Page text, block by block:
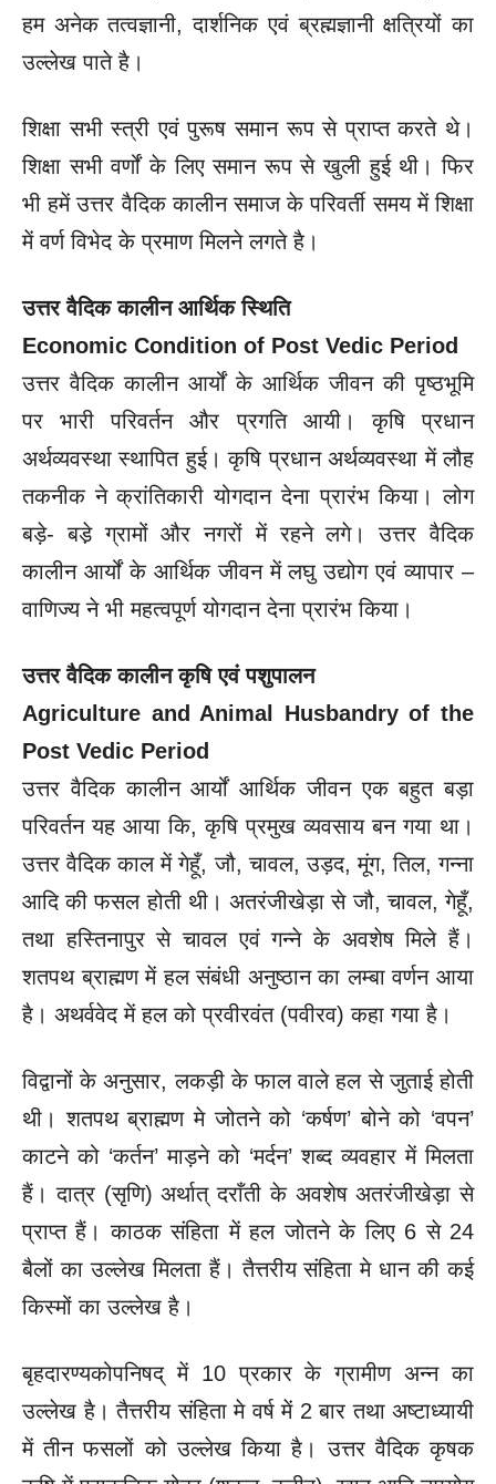
हम अनेक तत्वज्ञानी, दार्शनिक एवं ब्रह्मज्ञानी क्षत्रियों का
उल्लेख पाते है।
शिक्षा सभी स्त्री एवं पुरूष समान रूप से प्राप्त करते थे।
शिक्षा सभी वर्णों के लिए समान रूप से खुली हुई थी। फिर
भी हमें उत्तर वैदिक कालीन समाज के परिवर्ती समय में शिक्षा
में वर्ण विभेद के प्रमाण मिलने लगते है।
उत्तर वैदिक कालीन आर्थिक स्थिति
Economic Condition of Post Vedic Period
उत्तर वैदिक कालीन आर्यों के आर्थिक जीवन की पृष्ठभूमि
पर भारी परिवर्तन और प्रगति आयी। कृषि प्रधान
अर्थव्यवस्था स्थापित हुई। कृषि प्रधान अर्थव्यवस्था में लौह
तकनीक ने क्रांतिकारी योगदान देना प्रारंभ किया। लोग
बड़े- बडे़ ग्रामों और नगरों में रहने लगे। उत्तर वैदिक
कालीन आर्यों के आर्थिक जीवन में लघु उद्योग एवं व्यापार –
वाणिज्य ने भी महत्वपूर्ण योगदान देना प्रारंभ किया।
उत्तर वैदिक कालीन कृषि एवं पशुपालन
Agriculture and Animal Husbandry of the
Post Vedic Period
उत्तर वैदिक कालीन आर्यों आर्थिक जीवन एक बहुत बड़ा
परिवर्तन यह आया कि, कृषि प्रमुख व्यवसाय बन गया था।
उत्तर वैदिक काल में गेहूँ, जौ, चावल, उड़द, मूंग, तिल, गन्ना
आदि की फसल होती थी। अतरंजीखेड़ा से जौ, चावल, गेहूँ,
तथा हस्तिनापुर से चावल एवं गन्ने के अवशेष मिले हैं।
शतपथ ब्राह्मण में हल संबंधी अनुष्ठान का लम्बा वर्णन आया
है। अथर्ववेद में हल को प्रवीरवंत (पवीरव) कहा गया है।
विद्वानों के अनुसार, लकड़ी के फाल वाले हल से जुताई होती
थी। शतपथ ब्राह्मण मे जोतने को ‘कर्षण’ बोने को ‘वपन’
काटने को ‘कर्तन’ माड़ने को ‘मर्दन’ शब्द व्यवहार में मिलता
हैं। दात्र (सृणि) अर्थात् दराँती के अवशेष अतरंजीखेड़ा से
प्राप्त हैं। काठक संहिता में हल जोतने के लिए 6 से 24
बैलों का उल्लेख मिलता हैं। तैत्तरीय संहिता मे धान की कई
किस्मों का उल्लेख है।
बृहदारण्यकोपनिषद् में 10 प्रकार के ग्रामीण अन्न का
उल्लेख है। तैत्तरीय संहिता मे वर्ष में 2 बार तथा अष्टाध्यायी
में तीन फसलों को उल्लेख किया है। उत्तर वैदिक कृषक